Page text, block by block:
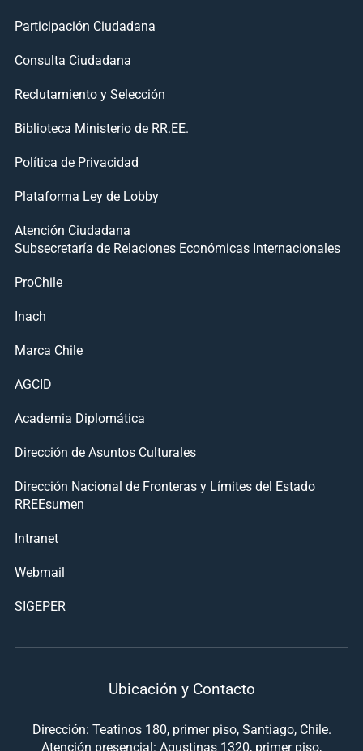
Participación Ciudadana
Consulta Ciudadana
Reclutamiento y Selección
Biblioteca Ministerio de RR.EE.
Política de Privacidad
Plataforma Ley de Lobby
Atención Ciudadana
Subsecretaría de Relaciones Económicas Internacionales
ProChile
Inach
Marca Chile
AGCID
Academia Diplomática
Dirección de Asuntos Culturales
Dirección Nacional de Fronteras y Límites del Estado
RREEsumen
Intranet
Webmail
SIGEPER
Ubicación y Contacto
Dirección: Teatinos 180, primer piso, Santiago, Chile.
Atención presencial: Agustinas 1320, primer piso,